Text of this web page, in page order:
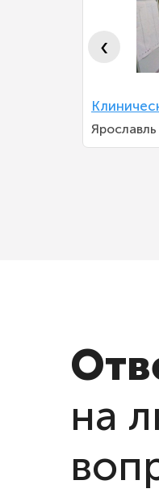
Ярославль
‹
на